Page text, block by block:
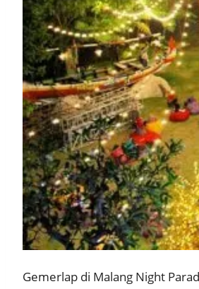
Gemerlap di Malang Night